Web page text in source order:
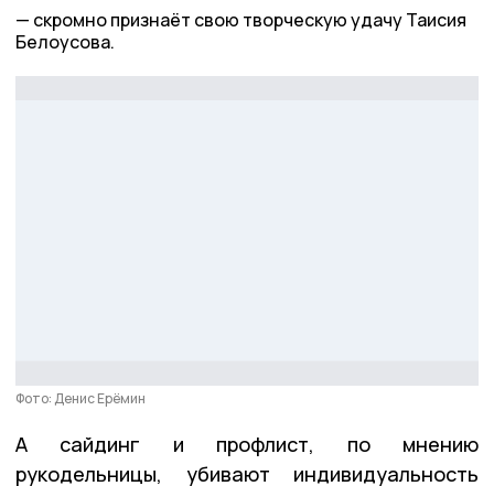
скромно признаёт свою творческую удачу Таисия
Белоусова.
Фото: Денис Ерёмин
А сайдинг и профлист, по мнению
рукодельницы, убивают индивидуальность